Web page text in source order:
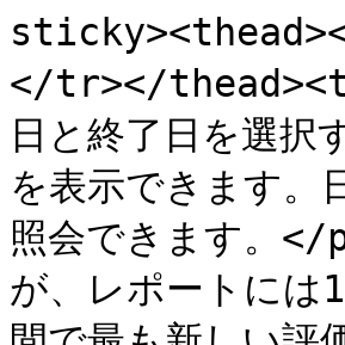
</tr></
日と終了日を選択
を表示できます。
照会できます。</
が、レポートには